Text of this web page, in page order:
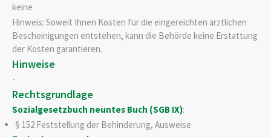
keine
Hinweis: Soweit Ihnen Kosten für die eingereichten ärztlichen
Bescheinigungen entstehen, kann die Behörde keine Erstattung
der Kosten garantieren.
Hinweise
-
Rechtsgrundlage
Sozialgesetzbuch neuntes Buch (SGB IX):
§ 152 Feststellung der Behinderung, Ausweise